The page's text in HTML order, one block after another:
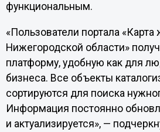
функциональным.
«Пользователи портала «Карта
Нижегородской области»
платформу, удобную как для
бизнеса. Все объекты
сортируются для поиска
Информация постоянно
и актуализируется», —